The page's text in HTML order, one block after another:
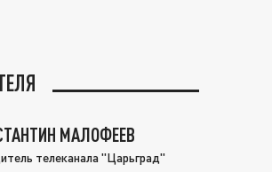
МАЛОФЕЕВ
телеканала "Царьград"